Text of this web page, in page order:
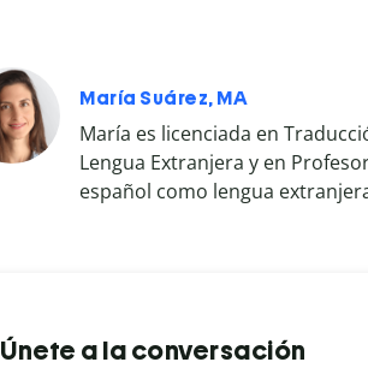
María Suárez, MA
María es licenciada en
Lengua Extranjera y en
español como lengua
Únete a la conversación